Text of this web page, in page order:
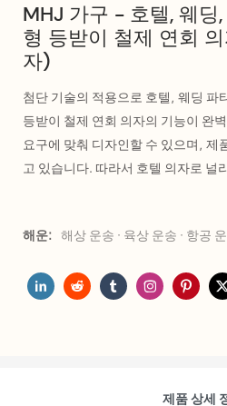
MHJ 가구 - 호텔, 웨딩
형 등받이 철제 연회
자)
첨단 기술의 적용으로 호텔, 웨딩 파
등받이 철제 연회 의자의 기능이 완
요구에 맞춰 디자인할 수 있으며, 제
고 있습니다. 따라서 호텔 의자로 널
해운: 해상 운송 · 육상 운송 · 항공
제품 상세